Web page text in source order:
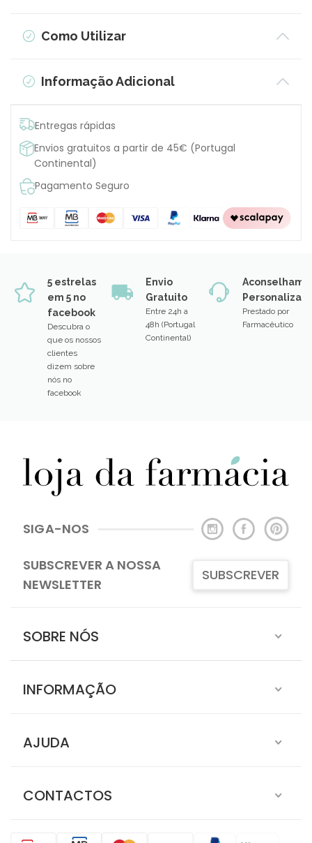
Como Utilizar
Informação Adicional
Entregas rápidas
Envios gratuitos a partir de 45€ (Portugal
Continental)
Pagamento Seguro
5 estrelas
em 5 no
facebook
Descubra o
que os nossos
clientes
dizem sobre
nós no
facebook
Envio
Gratuito
Entre 24h a
48h (Portugal
Continental)
Prestado por
Farmacêutico
SIGA-NOS
SUBSCREVER A NOSSA
NEWSLETTER
SUBSCREVER
SOBRE NÓS
INFORMAÇÃO
AJUDA
CONTACTOS